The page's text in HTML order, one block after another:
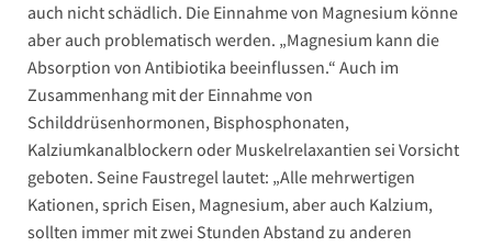
auch nicht schädlich. Die Einnahme von Magnesium könne
aber auch problematisch werden. „Magnesium kann die
Absorption von Antibiotika beeinflussen.“ Auch im
Zusammenhang mit der Einnahme von
Schilddrüsenhormonen, Bisphosphonaten,
Kalziumkanalblockern oder Muskelrelaxantien sei Vorsicht
geboten. Seine Faustregel lautet: „Alle mehrwertigen
Kationen, sprich Eisen, Magnesium, aber auch Kalzium,
sollten immer mit zwei Stunden Abstand zu anderen